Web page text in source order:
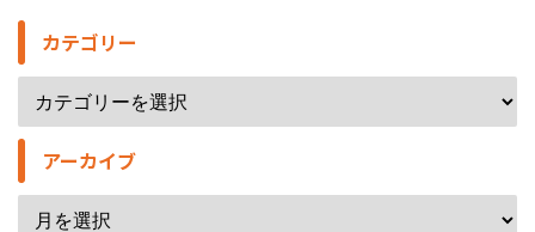
カテゴリー
アーカイブ